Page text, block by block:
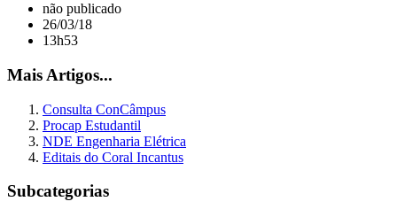
não publicado
26/03/18
13h53
Mais Artigos...
Consulta ConCâmpus
Procap Estudantil
NDE Engenharia Elétrica
Editais do Coral Incantus
Subcategorias